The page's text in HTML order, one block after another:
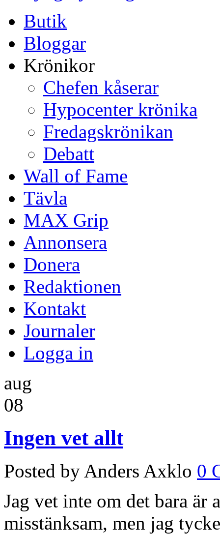
Butik
Bloggar
Krönikor
Chefen kåserar
Hypocenter krönika
Fredagskrönikan
Debatt
Wall of Fame
Tävla
MAX Grip
Annonsera
Donera
Redaktionen
Kontakt
Journaler
Logga in
aug
08
Ingen vet allt
Posted by Anders Axklo 0
Jag vet inte om det bara
misstänksam, men jag